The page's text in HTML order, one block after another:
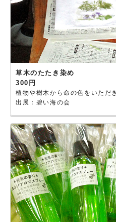
草木のたたき染め
300円
植物や樹木から命の色をいただ
出展：碧い海の会